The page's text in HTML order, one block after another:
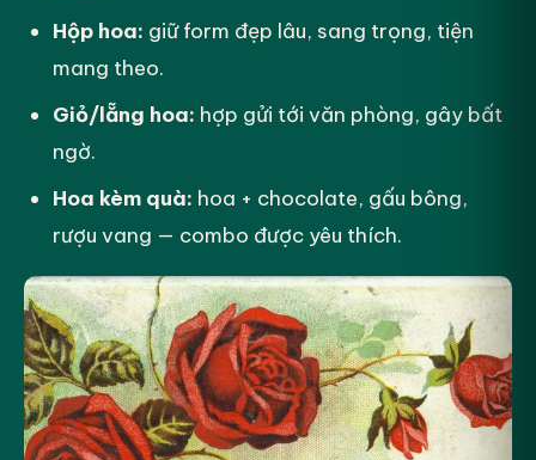
Hộp hoa: giữ form đẹp lâu, sang trọng, tiện
mang theo.
Giỏ/lẵng hoa: hợp gửi tới văn phòng, gây bất
ngờ.
Hoa kèm quà: hoa + chocolate, gấu bông,
rượu vang — combo được yêu thích.